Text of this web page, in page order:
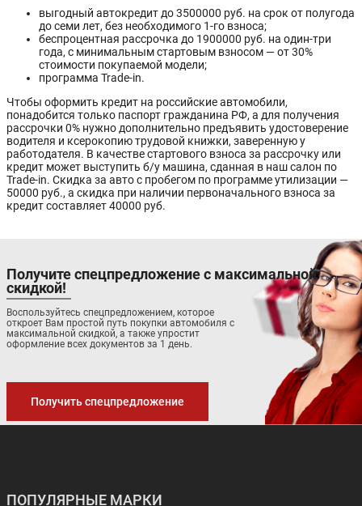
выгодный автокредит до 3500000 руб. на срок от полугода
до семи лет, без необходимого 1-го взноса;
беспроцентная рассрочка до 1900000 руб. на один-три
года, с минимальным стартовым взносом — от 30%
стоимости покупаемой модели;
программа Trade-in.
Чтобы оформить кредит на российские автомобили,
понадобится только паспорт гражданина РФ, а для получения
рассрочки 0% нужно дополнительно предъявить удостоверение
водителя и ксерокопию трудовой книжки, заверенную у
работодателя. В качестве стартового взноса за рассрочку или
кредит может выступить б/у машина, сданная в наш салон по
Trade-in. Скидка за авто с пробегом по программе утилизации —
50000 руб., а скидка при наличии первоначального взноса за
кредит составляет 40000 руб.
Получите спецпредложение с максимальной
скидкой!
Воспользуйтесь спецпредложением, которое
откроет Вам простой путь покупки автомобиля с
максимальной скидкой, а также упростит
оформление всех документов за 1 день.
Получить спецпредложение
ПОПУЛЯРНЫЕ МАРКИ